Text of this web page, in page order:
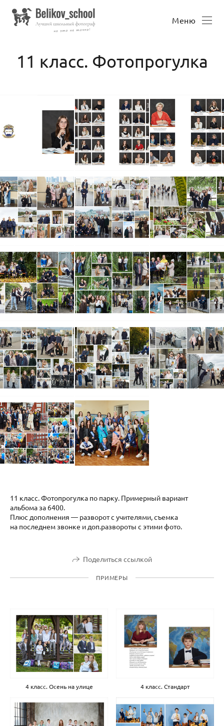
Меню
11 класс. Фотопрогулка
11 класс. Фотопрогулка по парку. Примерный вариант
альбома за 6400.
Плюс дополнения — разворот с учителями, съемка
на последнем звонке и доп.развороты с этими фото.
Поделиться ссылкой
ПРИМЕРЫ
4 класс. Осень на улице 4 класс. Стандарт